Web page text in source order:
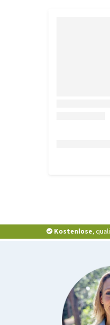
sollten
Nicht zeitgleich
Hündinnen
Kostenlose,